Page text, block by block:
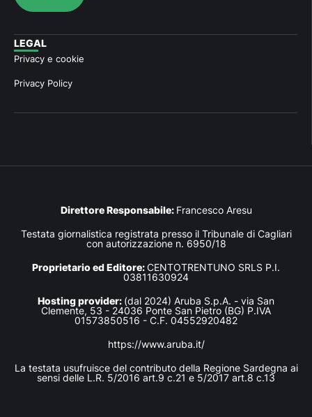
LEGAL
Privacy e cookie
Privacy Policy
Direttore Responsabile: Francesco Aresu
Testata giornalistica registrata presso il Tribunale di Cagliari
con autorizzazione n. 6950/18
Proprietario ed Editore:CENTOTRENTUNO SRLS P.I.
03811630924
Hosting provider: (dal 2024) Aruba S.p.A. - via San
Clemente, 53 - 24036 Ponte San Pietro (BG) P.IVA
01573850516 - C.F. 04552920482
https://www.aruba.it/
La testata usufruisce del contributo della Regione Sardegna ai
sensi delle L.R. 5/2016 art.9 c.21 e 5/2017 art.8 c.13